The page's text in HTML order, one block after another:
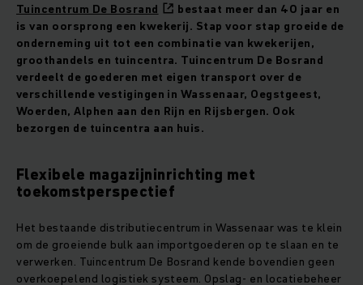
Tuincentrum De Bosrand
bestaat meer dan 40 jaar en
is van oorsprong een kwekerij. Stap voor stap groeide de
onderneming uit tot een combinatie van kwekerijen,
groothandels en tuincentra. Tuincentrum De Bosrand
verdeelt de goederen met eigen transport over de
verschillende vestigingen in Wassenaar, Oegstgeest,
Woerden, Alphen aan den Rijn en Rijsbergen. Ook
bezorgen de tuincentra aan huis.
Flexibele magazijninrichting met
toekomstperspectief
Het bestaande distributiecentrum in Wassenaar was te klein
om de groeiende bulk aan importgoederen op te slaan en te
verwerken. Tuincentrum De Bosrand kende bovendien geen
overkoepelend logistiek systeem. Opslag- en locatiebeheer